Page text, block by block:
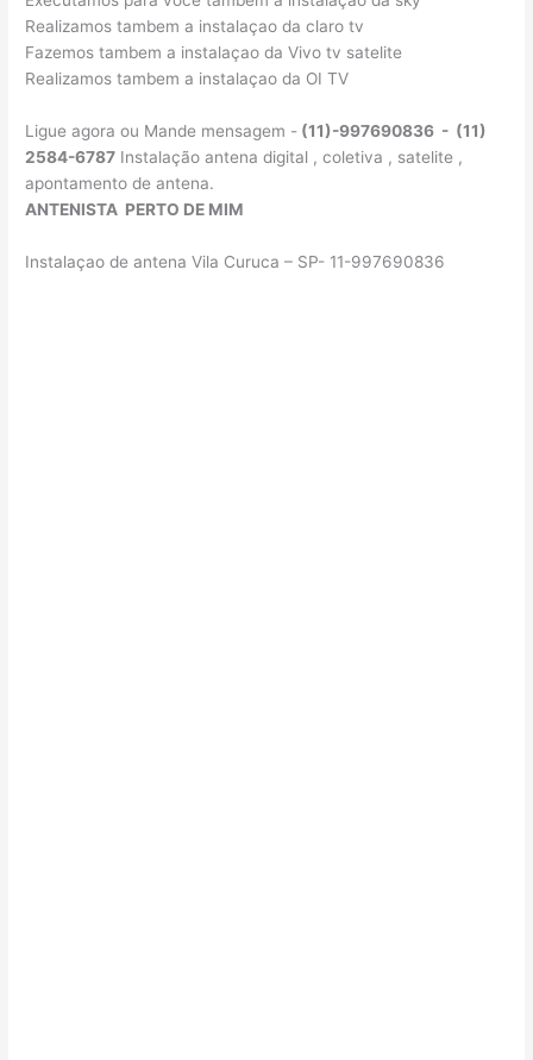
Realizamos tambem a instalaçao da claro tv
Fazemos tambem a instalaçao da Vivo tv satelite
Realizamos tambem a instalaçao da OI TV
Ligue agora ou Mande mensagem - (11)-997690836 - (11)
2584-6787 Instalação antena digital , coletiva , satelite ,
apontamento de antena.
ANTENISTA PERTO DE MIM
Instalaçao de antena Vila Curuca – SP- 11-997690836